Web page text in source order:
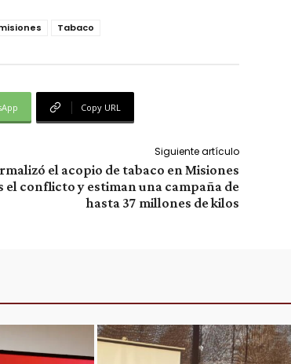
Tabaco
Copy URL
Siguiente artículo
el acopio de tabaco en Misiones
el conflicto y estiman una campaña de
hasta 37 millones de kilos